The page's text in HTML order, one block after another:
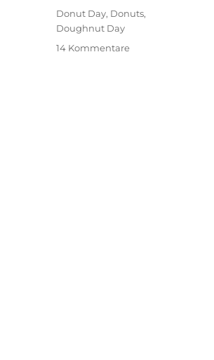
Schlagwörter
Donut Day, Donuts,
Doughnut Day
14 Kommentarezu